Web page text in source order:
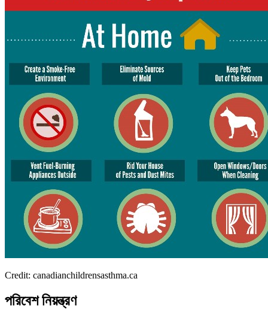
Credit: canadianchildrensasthma.ca
পরিবেশ নিয়ন্ত্রণ